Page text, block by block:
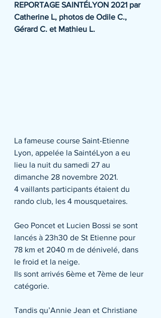
REPORTAGE SAINTÉLYON 2021 par
Catherine L, photos de Odile C.,
Gérard C. et Mathieu L.
La fameuse course Saint-Etienne
Lyon, appelée la SaintéLyon a eu
lieu la nuit du samedi 27 au
dimanche 28 novembre 2021.
4 vaillants participants étaient du
rando club, les 4 mousquetaires.
Geo Poncet et Lucien Bossi se sont
lancés à 23h30 de St Etienne pour
78 km et 2040 m de dénivelé, dans
le froid et la neige.
Ils sont arrivés 6ème et 7ème de leur
catégorie.
Tandis qu’Annie Jean et Christiane